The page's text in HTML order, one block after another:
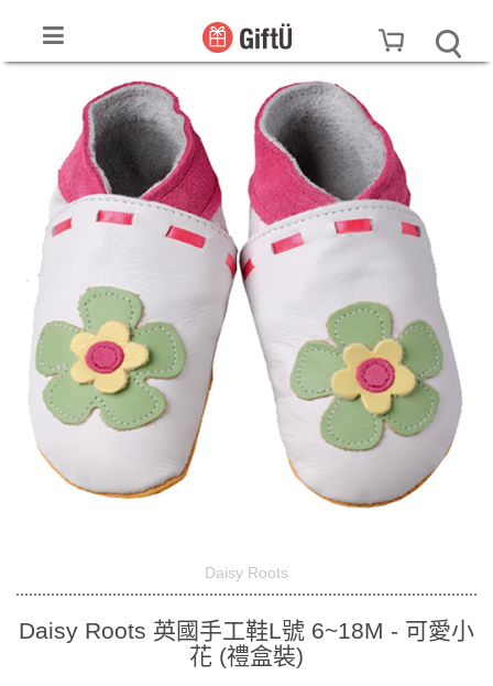
Daisy Roots
Daisy Roots 英國手工鞋L號 6~18M - 可愛小
花 (禮盒裝)